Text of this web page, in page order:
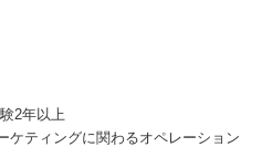
2年以上
ティングに関わるオペレーション